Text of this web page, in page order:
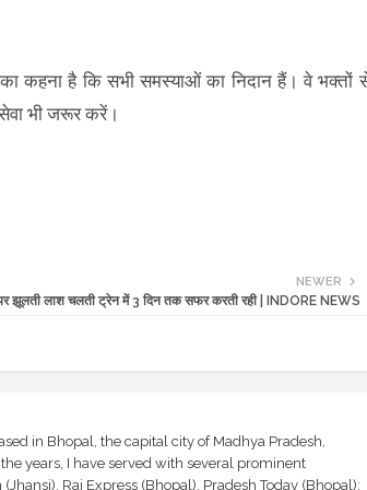
का कहना है कि सभी समस्याओं का निदान हैं। वे भक्तों
भी जरूर करें।
NEWER
झूलती लाश चलती ट्रेन में 3 दिन तक सफर करती रही | INDORE NEWS
in Bhopal, the capital city of Madhya Pradesh,
years, I have served with several prominent
Raj Express (Bhopal), Pradesh Today (Bhopal);